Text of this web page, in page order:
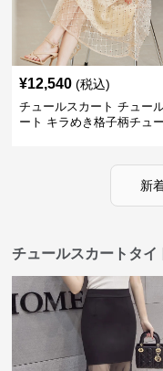
¥12,540 (税込)
チュールスカート チュー
ート キラめき格子柄チュ
新
チュールスカートタ